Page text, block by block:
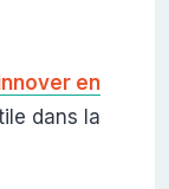
en
dans la